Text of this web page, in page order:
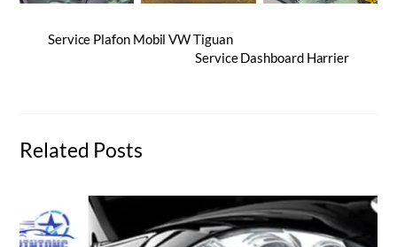
Service Plafon Mobil VW Tiguan
Service Dashboard Harrier
Related Posts